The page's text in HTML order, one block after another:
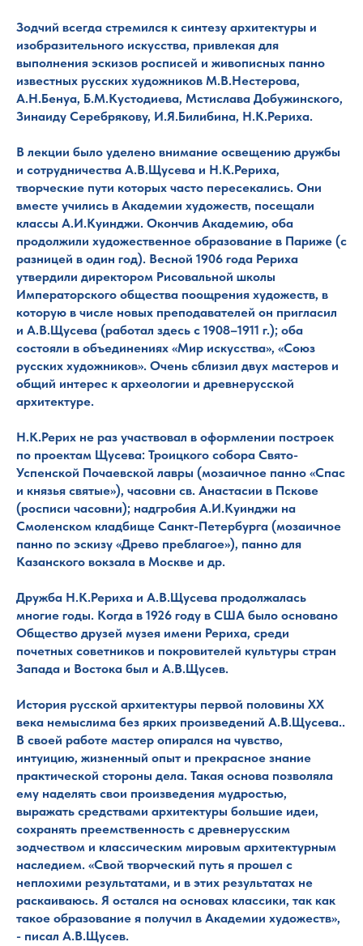
Зодчий всегда стремился к синтезу архитектуры и
изобразительного искусства, привлекая для
выполнения эскизов росписей и живописных панно
известных русских художников М.В.Нестерова,
А.Н.Бенуа, Б.М.Кустодиева, Мстислава Добужинского,
Зинаиду Серебрякову, И.Я.Билибина, Н.К.Рериха.
В лекции было уделено внимание освещению дружбы
и сотрудничества А.В.Щусева и Н.К.Рериха,
творческие пути которых часто пересекались. Они
вместе учились в Академии художеств, посещали
классы А.И.Куинджи. Окончив Академию, оба
продолжили художественное образование в Париже (с
разницей в один год). Весной 1906 года Рериха
утвердили директором Рисовальной школы
Императорского общества поощрения художеств, в
которую в числе новых преподавателей он пригласил
и А.В.Щусева (работал здесь с 1908–1911 г.); оба
состояли в объединениях «Мир искусства», «Союз
русских художников». Очень сблизил двух мастеров и
общий интерес к археологии и древнерусской
архитектуре.
Н.К.Рерих не раз участвовал в оформлении построек
по проектам Щусева: Троицкого собора Свято-
Успенской Почаевской лавры (мозаичное панно «Спас
и князья святые»), часовни св. Анастасии в Пскове
(росписи часовни); надгробия А.И.Куинджи на
Смоленском кладбище Санкт-Петербурга (мозаичное
панно по эскизу «Древо преблагое»), панно для
Казанского вокзала в Москве и др.
Дружба Н.К.Рериха и А.В.Щусева продолжалась
многие годы. Когда в 1926 году в США было основано
Общество друзей музея имени Рериха, среди
почетных советников и покровителей культуры стран
Запада и Востока был и А.В.Щусев.
История русской архитектуры первой половины ХХ
века немыслима без ярких произведений А.В.Щусева..
В своей работе мастер опирался на чувство,
интуицию, жизненный опыт и прекрасное знание
практической стороны дела. Такая основа позволяла
ему наделять свои произведения мудростью,
выражать средствами архитектуры большие идеи,
сохранять преемственность с древнерусским
зодчеством и классическим мировым архитектурным
наследием. «Свой творческий путь я прошел с
неплохими результатами, и в этих результатах не
раскаиваюсь. Я остался на основах классики, так как
такое образование я получил в Академии художеств»,
- писал А.В.Щусев.